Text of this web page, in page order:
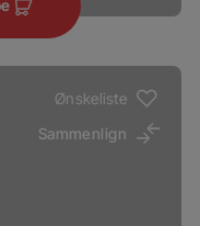
Ønskeliste
Sammenlign